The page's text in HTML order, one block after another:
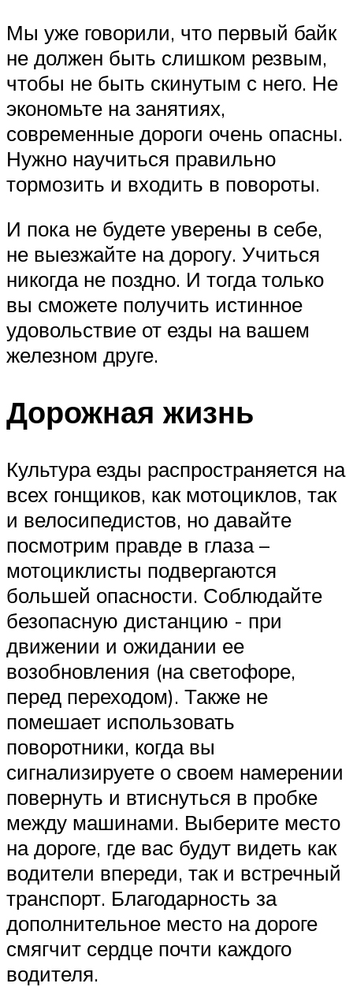
Мы уже говорили, что первый байк
не должен быть слишком резвым,
чтобы не быть скинутым с него. Не
экономьте на занятиях,
современные дороги очень опасны.
Нужно научиться правильно
тормозить и входить в повороты.
И пока не будете уверены в себе,
не выезжайте на дорогу. Учиться
никогда не поздно. И тогда только
вы сможете получить истинное
удовольствие от езды на вашем
железном друге.
Дорожная жизнь
Культура езды распространяется на
всех гонщиков, как мотоциклов, так
и велосипедистов, но давайте
посмотрим правде в глаза –
мотоциклисты подвергаются
большей опасности. Соблюдайте
безопасную дистанцию ​​- при
движении и ожидании ее
возобновления (на светофоре,
перед переходом). Также не
помешает использовать
поворотники, когда вы
сигнализируете о своем намерении
повернуть и втиснуться в пробке
между машинами. Выберите место
на дороге, где вас будут видеть как
водители впереди, так и встречный
транспорт. Благодарность за
дополнительное место на дороге
смягчит сердце почти каждого
водителя.